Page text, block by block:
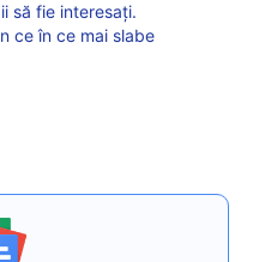
să fie interesați.
ce în ce mai slabe